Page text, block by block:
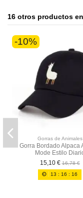
16 otros productos
-10%
Gorras de Animales
Gorra Bordado Alpaca
Mode Estilo
15,10 € 16,78 €
13 :16 :16